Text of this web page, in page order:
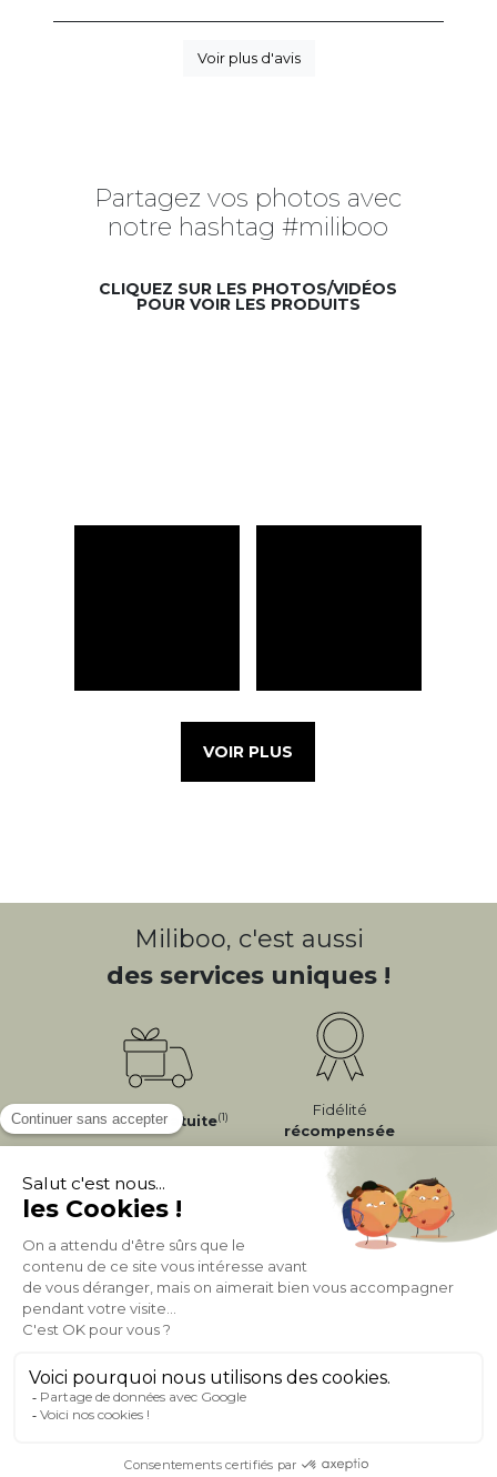
Voir plus d'avis
Partagez vos photos avec
notre hashtag #miliboo
CLIQUEZ SUR LES PHOTOS/VIDÉOS
POUR VOIR LES PRODUITS
VOIR PLUS
Miliboo, c'est aussi
des services uniques !
LivraisonGratuite(1)
Fidélité
récompensée
Expéditionen
24/72h
Appelez-nous Au
050 92 00 74